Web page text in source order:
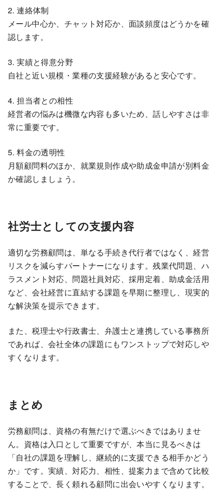
2. 連絡体制
メール中心か、チャット対応か、面談頻度はどうかを確
認します。
3. 実績と得意分野
自社と近い規模・業種の支援経験があると安心です。
4. 担当者との相性
経営者の悩みは機微な内容も多いため、話しやすさは非
常に重要です。
5. 料金の透明性
月額顧問料のほか、就業規則作成や助成金申請が別料金
か確認しましょう。
社労士としての支援内容
適切な労務顧問は、単なる手続き代行者ではなく、経営
リスクを減らすパートナーになります。残業代問題、ハ
ラスメント対応、問題社員対応、採用定着、助成金活用
など、会社経営に直結する課題を早期に整理し、現実的
な解決策を提示できます。
また、税理士や行政書士、弁護士と連携している事務所
であれば、会社全体の課題にもワンストップで対応しや
すくなります。
まとめ
労務顧問は、資格の有無だけで選ぶべきではありませ
ん。資格は入口として重要ですが、本当に見るべきは
「自社の課題を理解し、継続的に支援できる相手かどう
か」です。実績、対応力、相性、提案力まで含めて比較
することで、長く頼れる顧問に出会いやすくなります。